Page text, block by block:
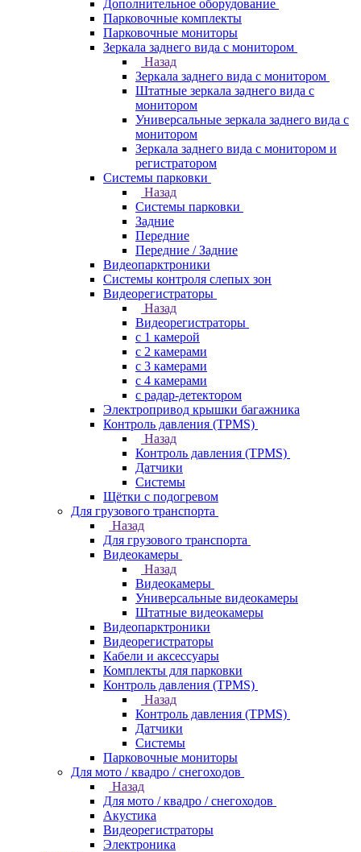
Дополнительное оборудование
Парковочные комплекты
Парковочные мониторы
Зеркала заднего вида с монитором
Назад
Зеркала заднего вида с монитором
Штатные зеркала заднего вида с
монитором
Универсальные зеркала заднего вида с
монитором
Зеркала заднего вида с монитором и
регистратором
Системы парковки
Назад
Системы парковки
Задние
Передние
Передние / Задние
Видеопарктроники
Системы контроля слепых зон
Видеорегистраторы
Назад
Видеорегистраторы
с 1 камерой
с 2 камерами
с 3 камерами
с 4 камерами
с радар-детектором
Электропривод крышки багажника
Контроль давления (TPMS)
Назад
Контроль давления (TPMS)
Датчики
Системы
Щётки с подогревом
Для грузового транспорта
Назад
Для грузового транспорта
Видеокамеры
Назад
Видеокамеры
Универсальные видеокамеры
Штатные видеокамеры
Видеопарктроники
Видеорегистраторы
Кабели и аксессуары
Комплекты для парковки
Контроль давления (TPMS)
Назад
Контроль давления (TPMS)
Датчики
Системы
Парковочные мониторы
Для мото / квадро / снегоходов
Назад
Для мото / квадро / снегоходов
Акустика
Видеорегистраторы
Электроника